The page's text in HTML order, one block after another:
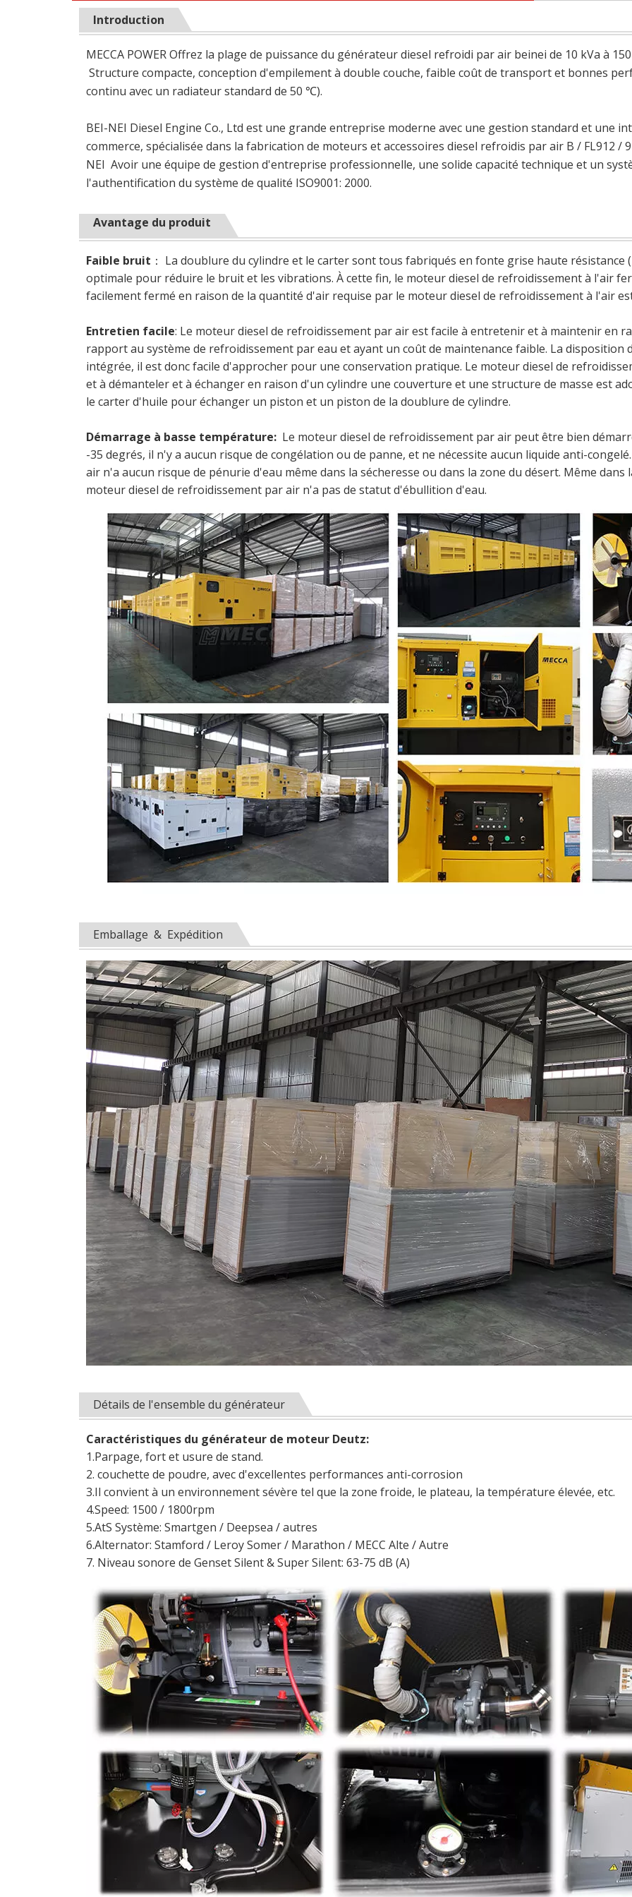
Introduction
MECCA POWER Offrez la plage de puissance du générateur diesel refroidi par air beinei de 10 kVa à
Structure compacte, conception d'empilement à double couche, faible coût de transport et bonnes
continu avec un radiateur standard de 50 ℃).
BEI-NEI Diesel Engine Co., Ltd est une grande entreprise moderne avec une gestion standard et une
commerce, spécialisée dans la fabrication de moteurs et accessoires diesel refroidis par air B / FL912 /
NEI Avoir une équipe de gestion d'entreprise professionnelle, une solide capacité technique et un
l'authentification du système de qualité ISO9001: 2000.
Avantage du produit
Faible bruit ： La doublure du cylindre et le carter sont tous fabriqués en fonte grise haute résistance
optimale pour réduire le bruit et les vibrations. À cette fin, le moteur diesel de refroidissement à l'air
facilement fermé en raison de la quantité d'air requise par le moteur diesel de refroidissement à l'air
Entretien facile: Le moteur diesel de refroidissement par air est facile à entretenir et à maintenir en
rapport au système de refroidissement par eau et ayant un coût de maintenance faible. La
intégrée, il est donc facile d'approcher pour une conservation pratique. Le moteur diesel de
et à démanteler et à échanger en raison d'un cylindre une couverture et une structure de masse est
le carter d'huile pour échanger un piston et un piston de la doublure de cylindre.
Démarrage à basse température: Le moteur diesel de refroidissement par air peut être bien
-35 degrés, il n'y a aucun risque de congélation ou de panne, et ne nécessite aucun liquide anti-
air n'a aucun risque de pénurie d'eau même dans la sécheresse ou dans la zone du désert. Même
moteur diesel de refroidissement par air n'a pas de statut d'ébullition d'eau.
Emballage & Expédition
Détails de l'ensemble du générateur
Caractéristiques du générateur de moteur Deutz:
1.Parpage, fort et usure de stand.
2. couchette de poudre, avec d'excellentes performances anti-corrosion
3.Il convient à un environnement sévère tel que la zone froide, le plateau, la température élevée, etc.
4.Speed: 1500 / 1800rpm
5.AtS Système: Smartgen / Deepsea / autres
6.Alternator: Stamford / Leroy Somer / Marathon / MECC Alte / Autre
7. Niveau sonore de Genset Silent & Super Silent: 63-75 dB (A)